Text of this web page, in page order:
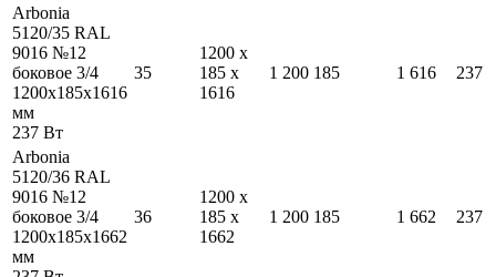
Arbonia
5120/35 RAL
9016 №12
боковое 3/4
1200x185x1616
мм
237 Вт
35
1200 x
185 x
1616
1 200 185 1 616 237
Arbonia
5120/36 RAL
9016 №12
боковое 3/4
1200x185x1662
мм
36
1200 x
185 x
1662
1 200 185 1 662 237